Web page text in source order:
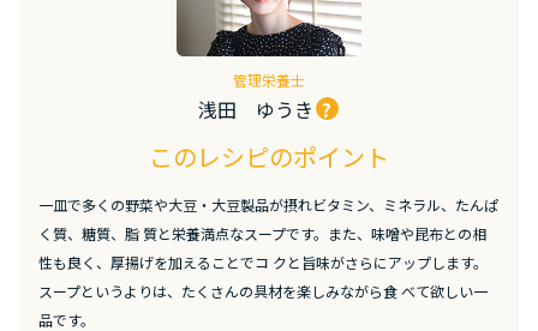
管理栄養士
浅田 ゆうき ?
このレシピのポイント
一皿で多くの野菜や大豆・大豆製品が摂れビタミン、ミネラル、たんぱ
く質、糖質、脂 質と栄養満点なスープです。また、味噌や昆布との相
性も良く、厚揚げを加えることでコ クと旨味がさらにアップします。
スープというよりは、たくさんの具材を楽しみながら食 べて欲しい一
品です。